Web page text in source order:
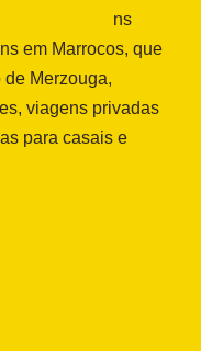
ns
em Marrocos, que
Merzouga,
viagens privadas
para casais e